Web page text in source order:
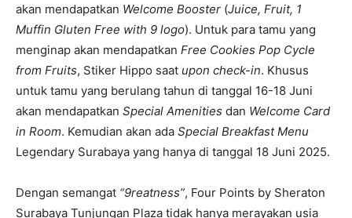
akan mendapatkan Welcome Booster (Juice, Fruit, 1
Muffin Gluten Free with 9 logo). Untuk para tamu yang
menginap akan mendapatkan Free Cookies Pop Cycle
from Fruits, Stiker Hippo saat upon check-in. Khusus
untuk tamu yang berulang tahun di tanggal 16-18 Juni
akan mendapatkan Special Amenities dan Welcome Card
in Room. Kemudian akan ada Special Breakfast Menu
Legendary Surabaya yang hanya di tanggal 18 Juni 2025.
Dengan semangat “9reatness”, Four Points by Sheraton
Surabaya Tunjungan Plaza tidak hanya merayakan usia